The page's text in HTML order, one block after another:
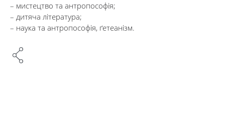
– мистецтво та антропософія;
– дитяча література;
– наука та антропософія, ґетеанізм.